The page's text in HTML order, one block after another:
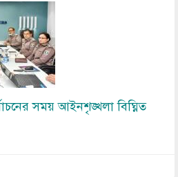
সময় আইনশৃঙ্খলা বিঘ্নিত